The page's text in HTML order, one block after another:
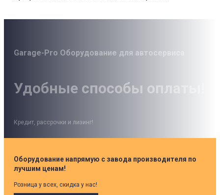
Garage-Pro Оборудование для автосервиса
Удобные способы оплаты!
Кредит, рассрочки и лизинг!
Оборудование напрямую с завода производителя по
лучшим ценам!
Розница у всех, скидка у нас!